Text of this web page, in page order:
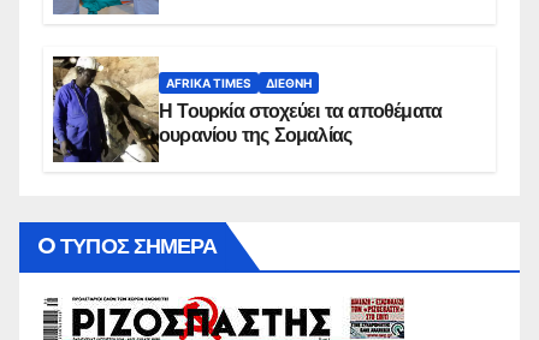
AFRIKA TIMES ΔΙΕΘΝΉ
Η Τουρκία στοχεύει τα αποθέματα
ουρανίου της Σομαλίας
O ΤΥΠΟΣ ΣΗΜΕΡΑ